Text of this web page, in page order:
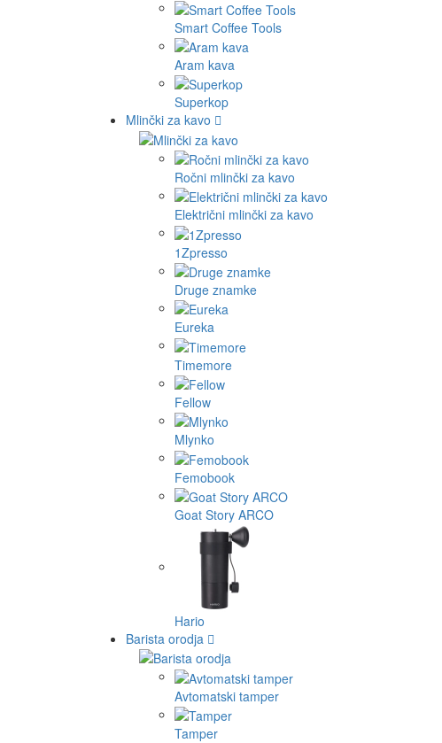
Smart Coffee Tools
Aram kava
Superkop
Mlinčki za kavo
Ročni mlinčki za kavo
Električni mlinčki za kavo
1Zpresso
Druge znamke
Eureka
Timemore
Fellow
Mlynko
Femobook
Goat Story ARCO
Hario
Barista orodja
Avtomatski tamper
Tamper